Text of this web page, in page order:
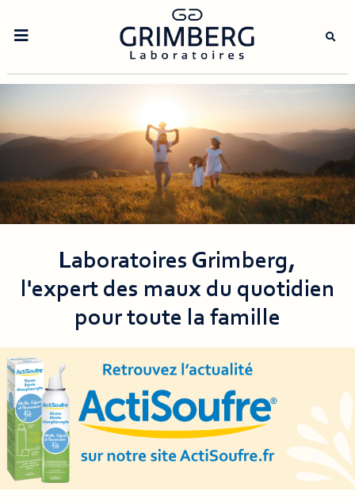
Open
menu
Laboratoires Grimberg,
l'expert des maux du quotidien
pour toute la famille